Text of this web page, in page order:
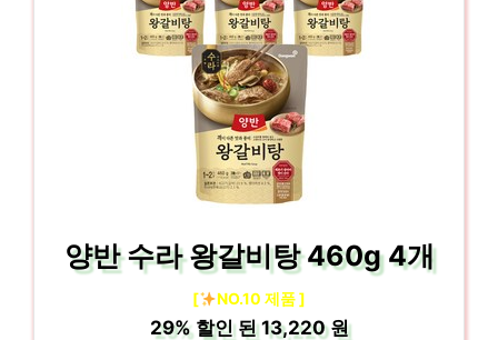
양반 수라 왕갈비탕 460g 4개
[ NO.10 제품 ]
29%할인 된13,220 원